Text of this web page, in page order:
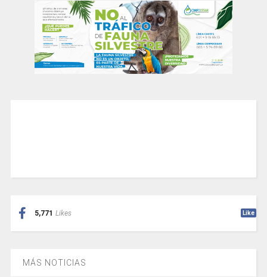
5,771 Likes Like
MÁS NOTICIAS